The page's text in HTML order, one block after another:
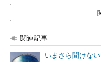
関連記事
いまさら聞けな